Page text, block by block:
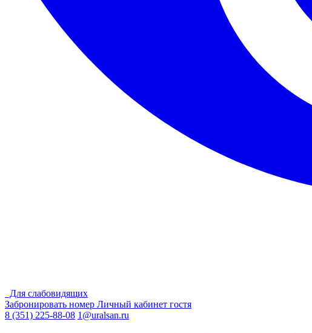
Для слабовидящих
Забронировать номер Личный кабинет гостя
8 (351) 225-88-08 1@uralsan.ru